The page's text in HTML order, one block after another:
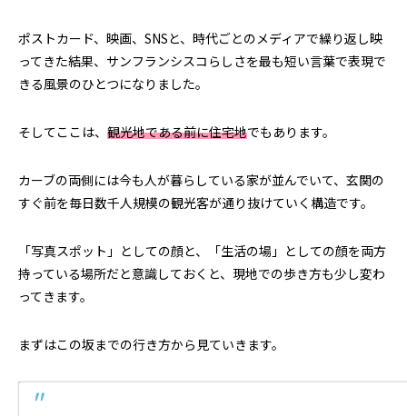
ポストカード、映画、SNSと、時代ごとのメディアで繰り返し映
ってきた結果、サンフランシスコらしさを最も短い言葉で表現で
きる風景のひとつになりました。
そしてここは、 観光地である前に住宅地でもあります。
カーブの両側には今も人が暮らしている家が並んでいて、玄関の
すぐ前を毎日数千人規模の観光客が通り抜けていく構造です。
「写真スポット」としての顔と、「生活の場」としての顔を両方
持っている場所だと意識しておくと、現地での歩き方も少し変わ
ってきます。
まずはこの坂までの行き方から見ていきます。